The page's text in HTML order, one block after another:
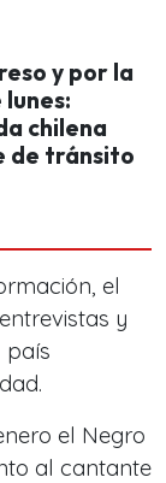
y por la
chilena
de tránsito
el
y
país
el Negro
al cantante